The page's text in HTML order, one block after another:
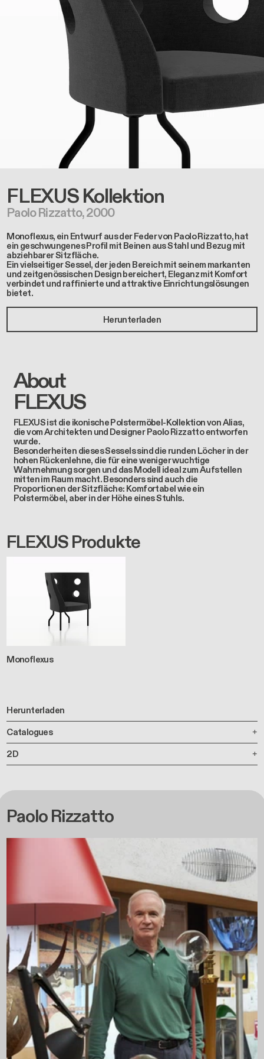
FLEXUSKollektion
Paolo Rizzatto, 2000
Monoflexus, ein Entwurf aus der Feder von Paolo Rizzatto, hat
ein geschwungenes Profil mit Beinen aus Stahl und Bezug mit
abziehbarer Sitzfläche.
Ein vielseitiger Sessel, der jeden Bereich mit seinem markanten
und zeitgenössischen Design bereichert, Eleganz mit Komfort
verbindet und raffinierte und attraktive Einrichtungslösungen
bietet.
Herunterladen
About
FLEXUS
FLEXUS ist die ikonische Polstermöbel-Kollektion von Alias,
die vom Architekten und Designer Paolo Rizzatto entworfen
wurde.
Besonderheiten dieses Sessels sind die runden Löcher in der
hohen Rückenlehne, die für eine weniger wuchtige
Wahrnehmung sorgen und das Modell ideal zum Aufstellen
mitten im Raum macht. Besonders sind auch die
Proportionen der Sitzfläche: Komfortabel wie ein
Polstermöbel, aber in der Höhe eines Stuhls.
FLEXUS Produkte
Monoflexus
Herunterladen
Catalogues
2D
Paolo Rizzatto